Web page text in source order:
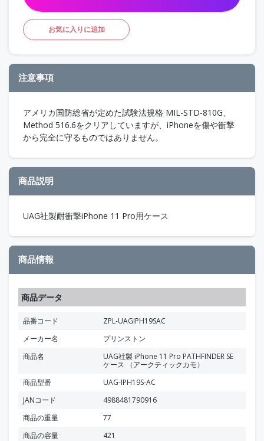
お気に入りに追加
注意事項
アメリカ国防総省が定めた試験法規格 MIL-STD-810G、
Method 516.6をクリアしていますが、iPhoneを傷や衝撃
から完全に守るものではありません。
商品説明
UAG社製耐衝撃iPhone 11 Pro用ケース
商品情報
商品データ
品番コード
ZPL-UAGIPH19SAC
メーカー名
プリンストン
商品名
UAG社製 iPhone 11 Pro PATHFINDER SE
ケース （アークティックカモ）
商品型番
UAG-IPH19S-AC
JANコード
4988481790916
商品の重量
77
商品の容量
421